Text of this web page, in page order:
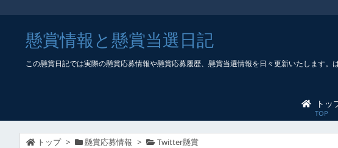
懸賞情報と懸賞当選日記
この懸賞日記では実際の懸賞応募情報や懸賞応募履歴、懸賞当選情報を日々更新いたします。
トッ
トップ > 懸賞応募情報 > Twitter懸賞